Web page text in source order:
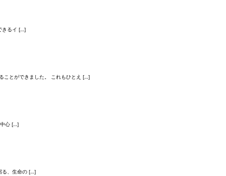
きるイ […]
ことができました。 これもひとえ […]
心 […]
る、生命の […]